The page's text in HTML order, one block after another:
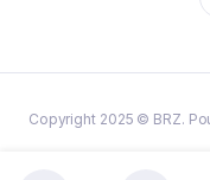
Copyright 2025 © BRZ.